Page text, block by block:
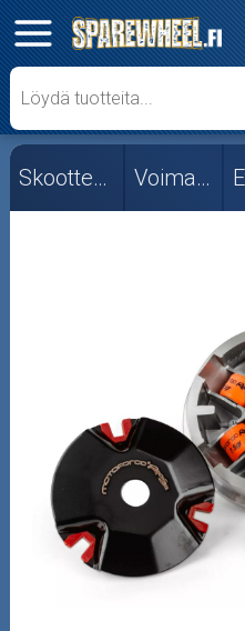
✕
Mopon osat
Skootterin osat
Ohjainpalat
Crossipyörän osat
Moottoripyörän osat
Moottorikelkan osat
Skootterin osat Voimansiirto